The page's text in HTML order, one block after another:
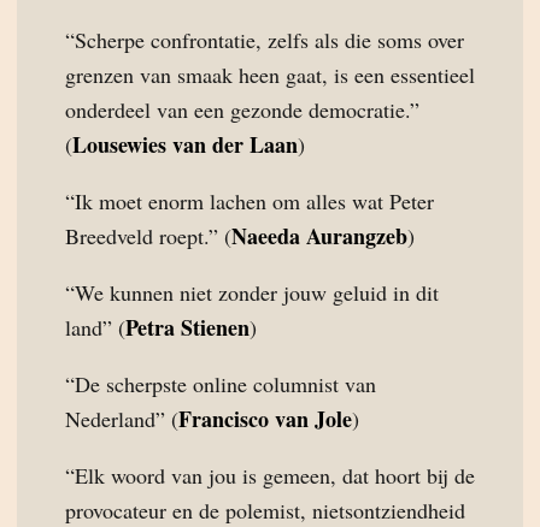
“Scherpe confrontatie, zelfs als die soms over
grenzen van smaak heen gaat, is een essentieel
onderdeel van een gezonde democratie.”
(Lousewies van der Laan)
“Ik moet enorm lachen om alles wat Peter
Breedveld roept.” (Naeeda Aurangzeb)
“We kunnen niet zonder jouw geluid in dit
land” (Petra Stienen)
“De scherpste online columnist van
Nederland” (Francisco van Jole)
“Elk woord van jou is gemeen, dat hoort bij de
provocateur en de polemist, nietsontziendheid